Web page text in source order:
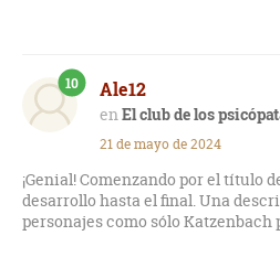
Ale12
El club de los
10
21 de mayo de 2024
¡Genial! Comenzando por el título
desarrollo hasta el final. Una
personajes como sólo Katzenbach